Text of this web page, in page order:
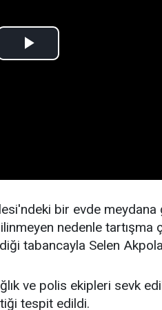
bir evde meydana
nedenle tartışma
tabancayla Selen
ve polis ekipleri sevk
tespit edildi.